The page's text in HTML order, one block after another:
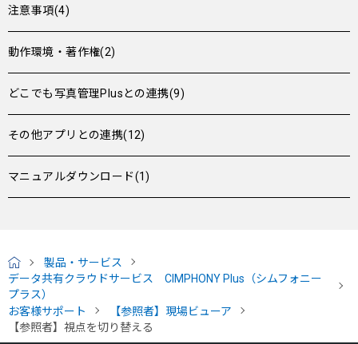
注意事項(4)
動作環境・著作権(2)
どこでも写真管理Plusとの連携(9)
その他アプリとの連携(12)
マニュアルダウンロード(1)
H
O
M
製品・サービス
データ共有クラウドサービス CIMPHONY Plus（シムフォニー
プラス）
お客様サポート
【参照者】現場ビューア
【参照者】視点を切り替える